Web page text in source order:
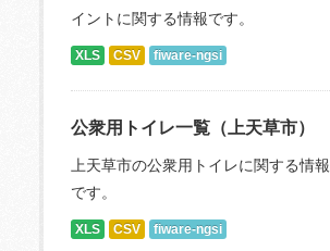
イントに関する情報です。
XLS CSV fiware-ngsi
公衆用トイレ一覧（上天草市）
上天草市の公衆用トイレに関する情報
です。
XLS CSV fiware-ngsi